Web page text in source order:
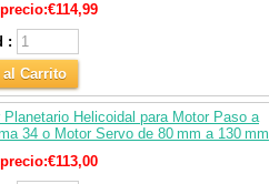
€114,99
:
Carrito
Planetario Helicoidal para Motor Paso a
34 o Motor Servo de 80 mm a 130 mm
€113,00